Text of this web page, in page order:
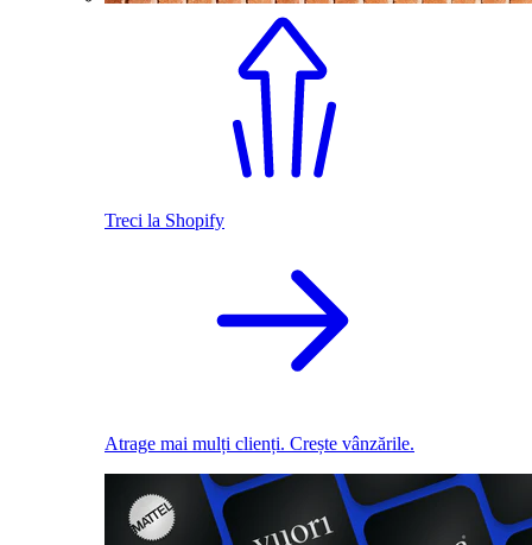
Treci la Shopify
Atrage mai mulți clienți. Crește vânzările.